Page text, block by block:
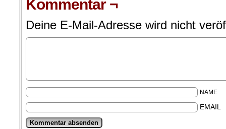
Kommentar ¬
Deine E-Mail-Adresse wird nicht
NAME
EMAIL